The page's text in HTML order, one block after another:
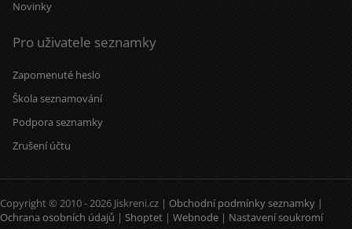
Novinky
Pro uživatele seznamky
Zapomenuté heslo
Škola seznamování
Podpora seznamky
Zrušení účtu
Copyright © 2010 - 2026 Jiskreni.cz | Obchodní podmínky seznamky |
Ochrana osobních údajů | Shoptet | Webnode | Nastavení soukromí